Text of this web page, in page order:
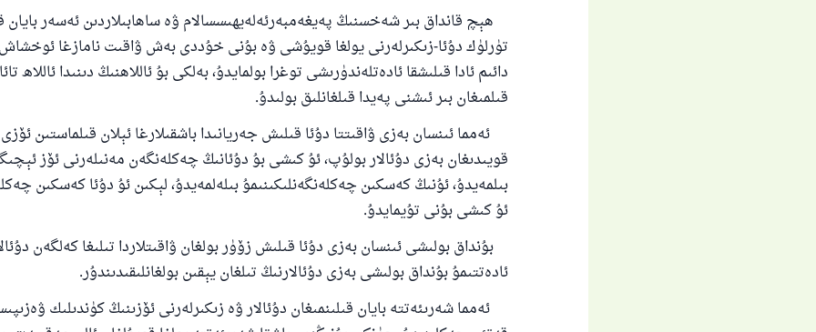
ھېچ قانداق بىر شەخسنىڭ پەيغەمبەرئەلەيھىسسالام ۋە ساھابىلاردىن ئەسەر بايان
تۈرلۈك دۇئا-زىكىرلەرنى يولغا قويۇشى ۋە بۇنى خۇددى بەش ۋاقىت نامازغا
دائىم ئادا قىلىشقا ئادەتلەندۈرىشى توغرا بولمايدۇ، بەلكى بۇ ئاللاھنىڭ دىنىدا ئاللاھ
قىلمىغان بىر ئىشنى پەيدا قىلغانلىق بولىدۇ.
ئەمما ئىنسان بەزى ۋاقىتتا دۇئا قىلىش جەريانىدا باشقىلارغا ئېلان قىلماستىن
قويىدىغان بەزى دۇئالار بولۇپ، ئۇ كىشى بۇ دۇئانىڭ چەكلەنگەن مەنىلەرنى ئۆز
بىلمەيدۇ، ئۇنىڭ كەسكىن چەكلەنگەنلىكىنىمۇ بىلەلمەيدۇ، لېكىن ئۇ دۇئا كەسكىن
ئۇ كىشى بۇنى تۇيمايدۇ.
بۇنداق بولىشى ئىنسان بەزى دۇئا قىلىش زۆۈر بولغان ۋاقىتلاردا تىلىغا كەلگەن
ئادەتتىمۇ بۇنداق بولىشى بەزى دۇئالارنىڭ تىلغان يېقىن بولغانلىقىدىندۇر.
ئەمما شەرىئەتتە بايان قىلىنمىغان دۇئالار ۋە زىكىرلەرنى ئۆزىنىڭ كۈندىلىك
110845 - نومۇرلۇق سوئالنىڭ جاۋابى
ساقلاپ قالدى
ئۇممەتكە جاۋاپ بېرىشىمىزگە ياردەم قىلىڭ
پەيغەمبەرئەلەيھىسسالام مۇنداق دېگەن: